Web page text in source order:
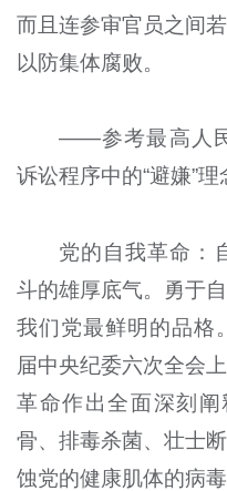
而且连参审官员之间
以防集体腐败。
——参考最高人
诉讼程序中的“避嫌”理
党的自我革命：
斗的雄厚底气。勇于
我们党最鲜明的品格
届中央纪委六次全会
革命作出全面深刻
骨、排毒杀菌、壮士
蚀党的健康肌体的病